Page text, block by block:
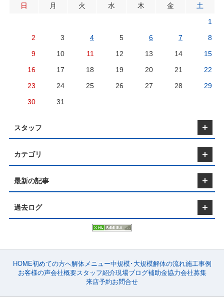
日
月 火 水 木 金
土
1
2
3 4 5 6 7
8
9
10 11 12 13 14
15
16
17 18 19 20 21
22
23
24 25 26 27 28
29
30
31
スタッフ
カテゴリ
最新の記事
過去ログ
HOME初めての方へ解体メニュー中規模･大規模解体の流れ施工事例
お客様の声会社概要スタッフ紹介現場ブログ補助金協力会社募集
来店予約お問合せ